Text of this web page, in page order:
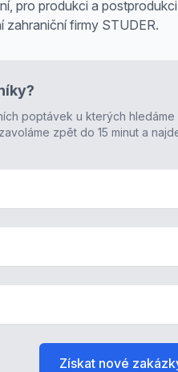
pro produkci a
zahraniční firmy STUDER.
poptávek u kterých hledáme
zpět do 15 minut a
Získat nové